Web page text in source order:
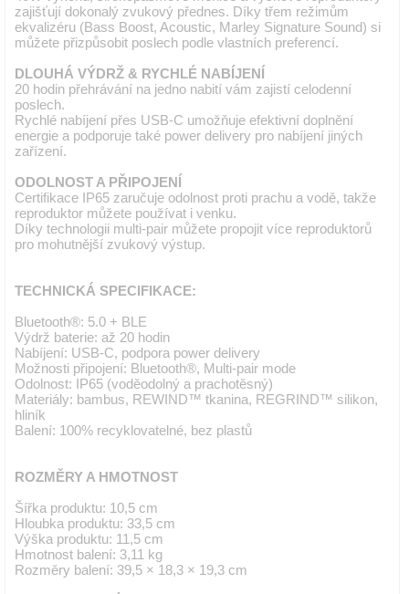
zajišťují dokonalý zvukový přednes. Díky třem režimům
ekvalizéru (Bass Boost, Acoustic, Marley Signature Sound) si
můžete přizpůsobit poslech podle vlastních preferencí.
DLOUHÁ VÝDRŽ & RYCHLÉ NABÍJENÍ
20 hodin přehrávání na jedno nabití vám zajistí celodenní
poslech.
Rychlé nabíjení přes USB-C umožňuje efektivní doplnění
energie a podporuje také power delivery pro nabíjení jiných
zařízení.
ODOLNOST A PŘIPOJENÍ
Certifikace IP65 zaručuje odolnost proti prachu a vodě, takže
reproduktor můžete používat i venku.
Díky technologii multi-pair můžete propojit více reproduktorů
pro mohutnější zvukový výstup.
TECHNICKÁ SPECIFIKACE:
Bluetooth®: 5.0 + BLE
Výdrž baterie: až 20 hodin
Nabíjení: USB-C, podpora power delivery
Možnosti připojení: Bluetooth®, Multi-pair mode
Odolnost: IP65 (voděodolný a prachotěsný)
Materiály: bambus, REWIND™ tkanina, REGRIND™ silikon,
hliník
Balení: 100% recyklovatelné, bez plastů
ROZMĚRY A HMOTNOST
Šířka produktu: 10,5 cm
Hloubka produktu: 33,5 cm
Výška produktu: 11,5 cm
Hmotnost balení: 3,11 kg
Rozměry balení: 39,5 × 18,3 × 19,3 cm